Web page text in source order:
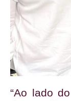
“Ao lado